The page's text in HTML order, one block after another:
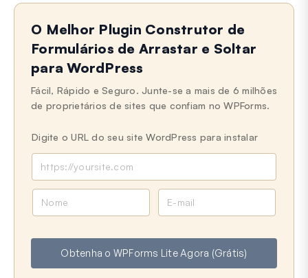
O Melhor Plugin Construtor de
Formulários de Arrastar e Soltar
para WordPress
Fácil, Rápido e Seguro. Junte-se a mais de 6 milhões
de proprietários de sites que confiam no WPForms.
Digite o URL do seu site WordPress para instalar
e
a
l
Obtenha o WPForms Lite Agora (Grátis)